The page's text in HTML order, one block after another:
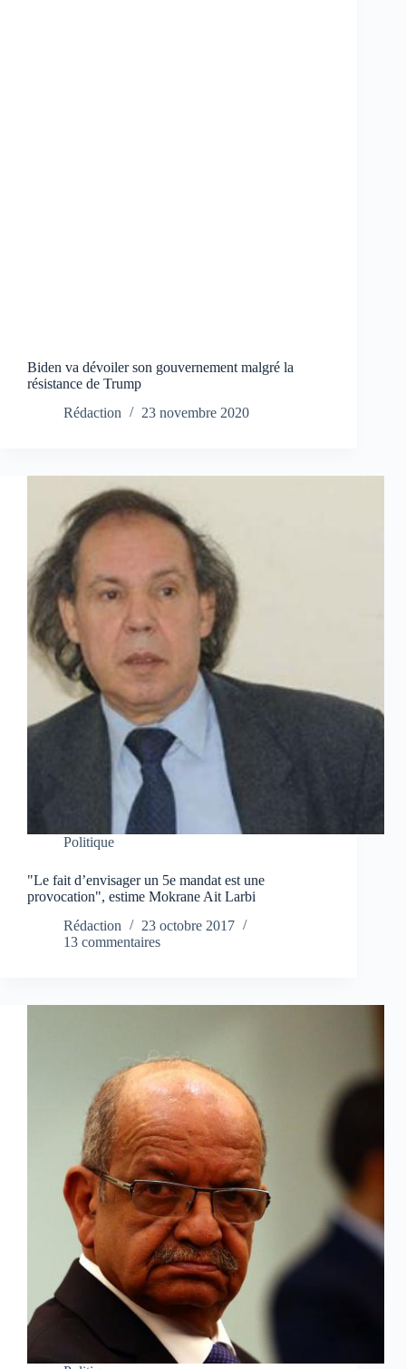
Biden va dévoiler son gouvernement malgré la
résistance de Trump
Rédaction
23 novembre 2020
Politique
"Le fait d’envisager un 5e mandat est une
provocation", estime Mokrane Ait Larbi
Rédaction
23 octobre 2017
13 commentaires